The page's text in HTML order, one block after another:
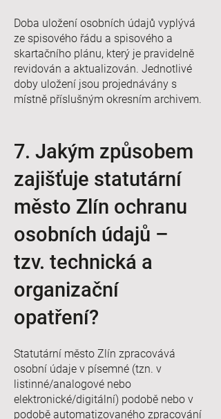
Doba uložení osobních údajů vyplývá
ze spisového řádu a spisového a
skartačního plánu, který je pravidelně
revidován a aktualizován. Jednotlivé
doby uložení jsou projednávány s
místně příslušným okresním archivem.
7. Jakým způsobem
zajišťuje statutární
město Zlín ochranu
osobních údajů –
tzv. technická a
organizační
opatření?
Statutární město Zlín zpracovává
osobní údaje v písemné (tzn. v
listinné/analogové nebo
elektronické/digitální) podobě nebo v
podobě automatizovaného zpracování